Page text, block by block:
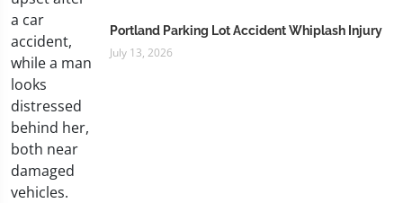
Portland Parking Lot Accident Whiplash Injury
July 13, 2026